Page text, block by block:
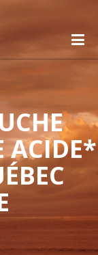
ACIDE*